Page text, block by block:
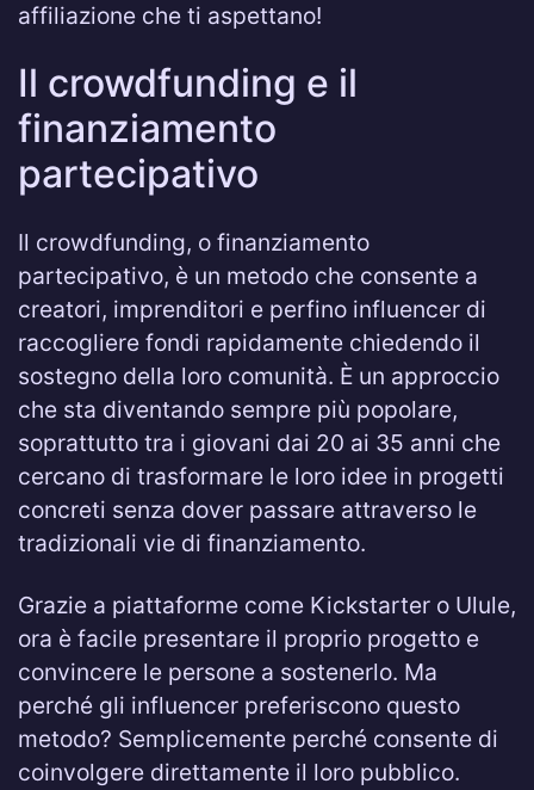
affiliazione che ti aspettano!
Il crowdfunding e il
finanziamento
partecipativo
Il crowdfunding, o finanziamento
partecipativo, è un metodo che consente a
creatori, imprenditori e perfino influencer di
raccogliere fondi rapidamente chiedendo il
sostegno della loro comunità. È un approccio
che sta diventando sempre più popolare,
soprattutto tra i giovani dai 20 ai 35 anni che
cercano di trasformare le loro idee in progetti
concreti senza dover passare attraverso le
tradizionali vie di finanziamento.
Grazie a piattaforme come Kickstarter o Ulule,
ora è facile presentare il proprio progetto e
convincere le persone a sostenerlo. Ma
perché gli influencer preferiscono questo
metodo? Semplicemente perché consente di
coinvolgere direttamente il loro pubblico.